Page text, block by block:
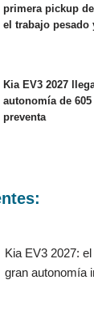
primera pickup
el trabajo pesado
Kia EV3 2027
autonomía de
preventa
Kia EV3 2027:
gran autonomía